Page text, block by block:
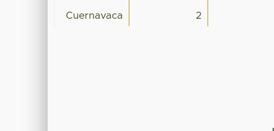
Cuernavaca 2